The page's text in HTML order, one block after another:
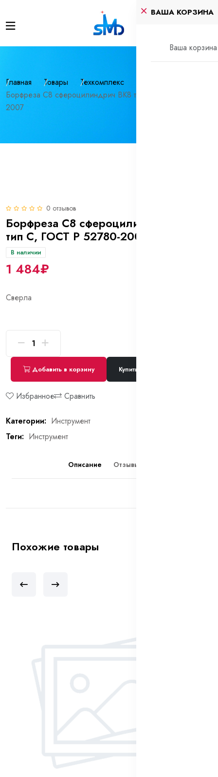
ВАША КОРЗИНА
Ваша корзина
Главная Товары Техкомплекс
Борфреза C8 сфероцилиндрич ВК8 тип C, ГОСТ Р 52780-
2007
0 отзывов
Борфреза C8 сфероцилиндрич ВК8
тип C, ГОСТ Р 52780-2007
В наличии
1 484₽
Сверла
Добавить в корзину Купить сейчас
Избранное Сравнить
Категории: Инструмент
Теги: Инструмент
Описание Отзывы (0)
Похожие товары